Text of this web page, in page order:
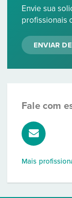
Envie sua
profissionais
ENVIAR
Fale com
Mais